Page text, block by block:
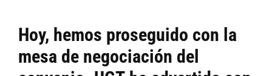
Hoy, hemos proseguido con la
mesa de negociación del